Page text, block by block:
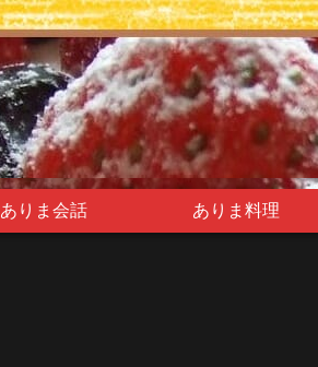
ありま会話 ありま料理